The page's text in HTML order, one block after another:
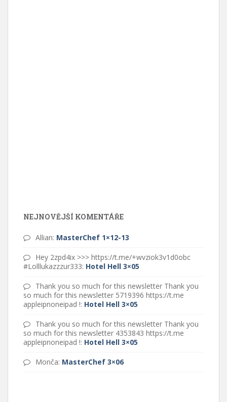
NEJNOVĚJŠÍ KOMENTÁŘE
Allian: MasterChef 1×12-13
Hey 2zpd4ix >>> https://t.me/+wvziok3v1d0obc
#Lolllukazzzur333: Hotel Hell 3×05
Thank you so much for this newsletter Thank you
so much for this newsletter 5719396 https://t.me
appleipnoneipad !: Hotel Hell 3×05
Thank you so much for this newsletter Thank you
so much for this newsletter 4353843 https://t.me
appleipnoneipad !: Hotel Hell 3×05
Monča: MasterChef 3×06